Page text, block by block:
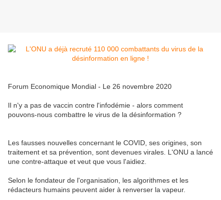
Forum Economique Mondial - Le 26 novembre 2020
Il n'y a pas de vaccin contre l'infodémie - alors comment
pouvons-nous combattre le virus de la désinformation ?
Les fausses nouvelles concernant le COVID, ses origines, son
traitement et sa prévention, sont devenues virales. L'ONU a lancé
une contre-attaque et veut que vous l'aidiez.
Selon le fondateur de l'organisation, les algorithmes et les
rédacteurs humains peuvent aider à renverser la vapeur.